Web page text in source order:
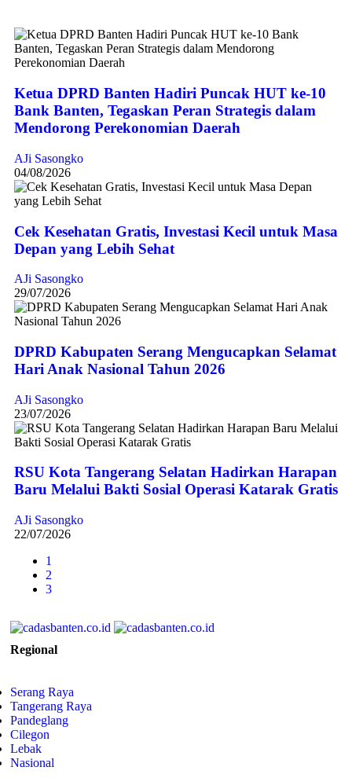
Ketua DPRD Banten Hadiri Puncak HUT ke-10
Bank Banten, Tegaskan Peran Strategis dalam
Mendorong Perekonomian Daerah
AJi Sasongko
04/08/2026
Cek Kesehatan Gratis, Investasi Kecil untuk Masa
Depan yang Lebih Sehat
AJi Sasongko
29/07/2026
DPRD Kabupaten Serang Mengucapkan Selamat
Hari Anak Nasional Tahun 2026
AJi Sasongko
23/07/2026
RSU Kota Tangerang Selatan Hadirkan Harapan
Baru Melalui Bakti Sosial Operasi Katarak Gratis
AJi Sasongko
22/07/2026
1
2
3
Regional
Serang Raya
Tangerang Raya
Pandeglang
Cilegon
Lebak
Nasional